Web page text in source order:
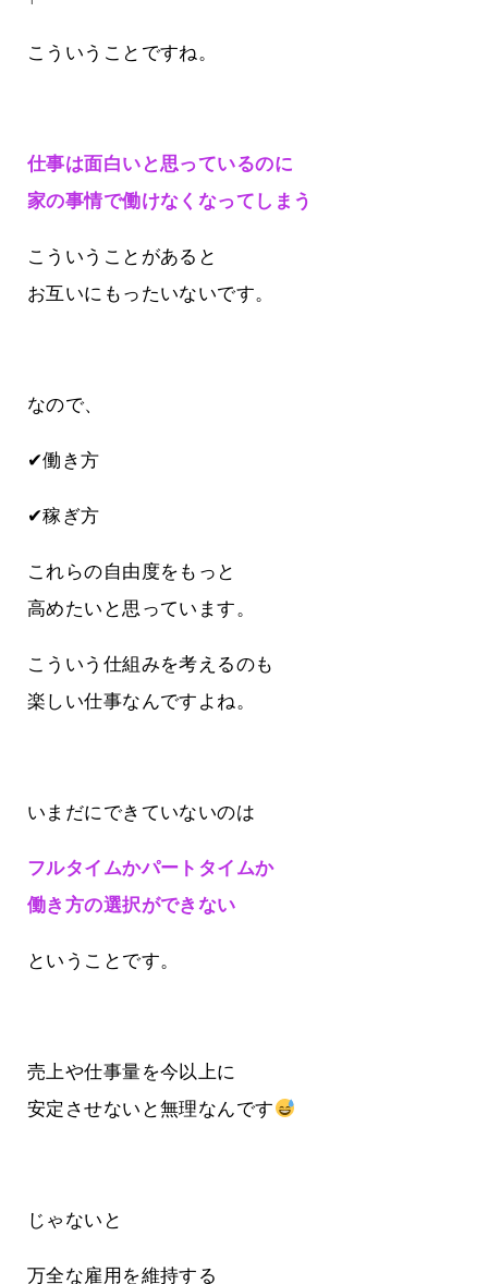
こういうことですね。
仕事は面白いと思っているのに
家の事情で働けなくなってしまう
こういうことがあると
お互いにもったいないです。
なので、
✔働き方
✔稼ぎ方
これらの自由度をもっと
高めたいと思っています。
こういう仕組みを考えるのも
楽しい仕事なんですよね。
いまだにできていないのは
フルタイムかパートタイムか
働き方の選択ができない
ということです。
売上や仕事量を今以上に
安定させないと無理なんです
じゃないと
万全な雇用を維持する